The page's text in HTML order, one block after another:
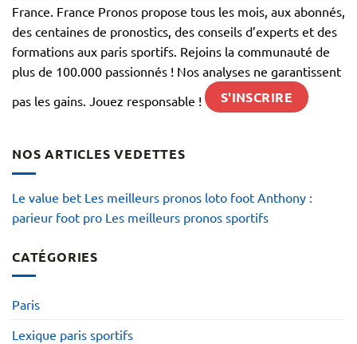
France. France Pronos propose tous les mois, aux abonnés,
des centaines de pronostics, des conseils d’experts et des
formations aux paris sportifs. Rejoins la communauté de
plus de 100.000 passionnés ! Nos analyses ne garantissent
pas les gains. Jouez responsable !
S'INSCRIRE
NOS ARTICLES VEDETTES
Le value bet Les meilleurs pronos loto foot Anthony :
parieur foot pro Les meilleurs pronos sportifs
CATÉGORIES
Paris
Lexique paris sportifs